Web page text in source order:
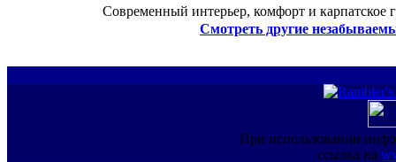
Современный интерьер, комфорт и карпатское
Смотреть другие
При использовании
ссылка на